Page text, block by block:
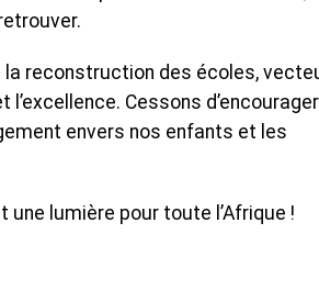
la reconstruction des écoles,
Cessons d’encourager
envers nos enfants et les
une lumière pour toute l’Afrique !